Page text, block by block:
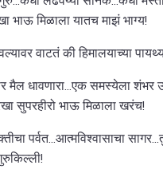
भाऊ मिळाला यातच माझं भाग्य!
वाटतं की हिमालयाच्या
मैल धावणारा...एक समस्येला शंभर
सुपरहीरो भाऊ मिळाला खरंच!
पर्वत...आत्मविश्वासाचा